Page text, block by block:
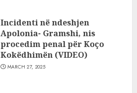
Incidenti në ndeshjen
Apolonia- Gramshi, nis
procedim penal për Koço
Kokëdhimën (VIDEO)
MARCH 27, 2025